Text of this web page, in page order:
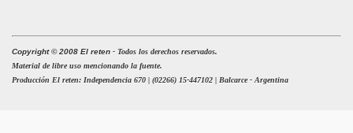
Copyright © 2008 El reten - Todos los derechos reservados.
Material de libre uso mencionando la fuente.
Producción El reten: Independencia 670 | (02266) 15-447102 | Balcarce - Argentina